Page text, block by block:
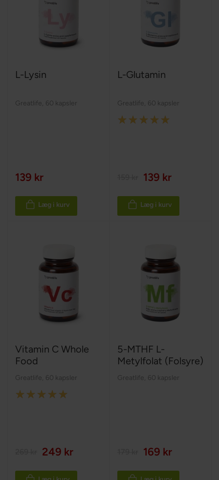
L-Lysin
Greatlife 60 kapsler
139 kr
Læg i kurv
L-Glutamin
Greatlife 60 kapsler
Rating:
139 kr
Læg i kurv
Vitamin C Whole
Food
Greatlife 60 kapsler
Rating:
249 kr
5-MTHF L-
Metylfolat (Folsyre)
Greatlife 60 kapsler
169 kr